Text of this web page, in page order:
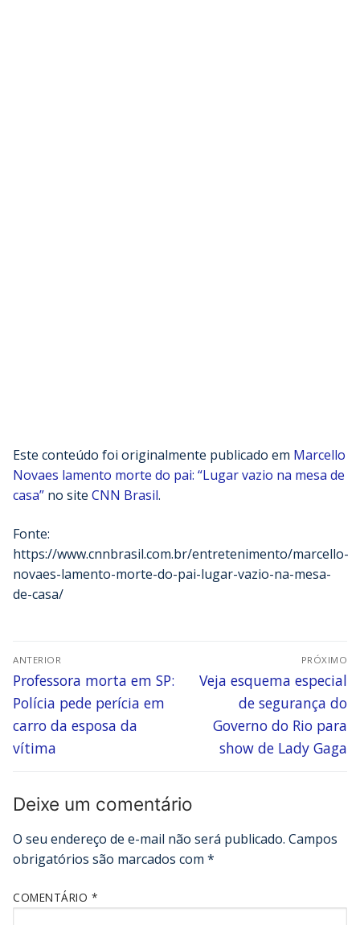
Este conteúdo foi originalmente publicado em Marcello
Novaes lamento morte do pai: “Lugar vazio na mesa de
casa” no site CNN Brasil.
Fonte:
https://www.cnnbrasil.com.br/entretenimento/marcello-
novaes-lamento-morte-do-pai-lugar-vazio-na-mesa-
de-casa/
ANTERIOR
Professora morta em SP:
Polícia pede perícia em
carro da esposa da
vítima
PRÓXIMO
Veja esquema especial
de segurança do
Governo do Rio para
show de Lady Gaga
Deixe um comentário
O seu endereço de e-mail não será publicado. Campos
obrigatórios são marcados com *
COMENTÁRIO *